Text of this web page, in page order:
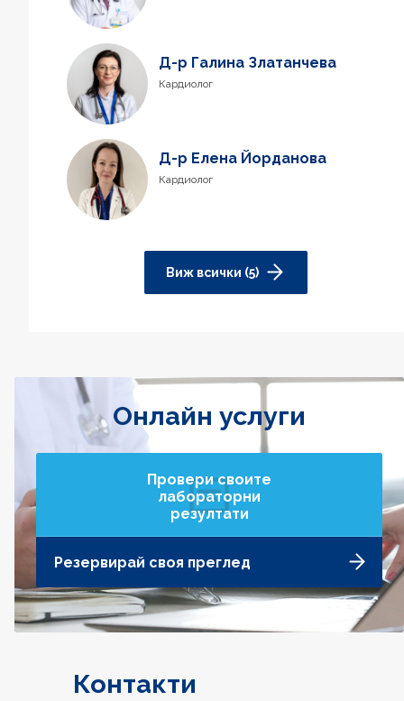
Д-р Галина Златанчева
Кардиолог
Д-р Елена Йорданова
Кардиолог
Виж всички (5)
Онлайн услуги
Провери своите
лабораторни
резултати
Резервирай своя преглед
Контакти